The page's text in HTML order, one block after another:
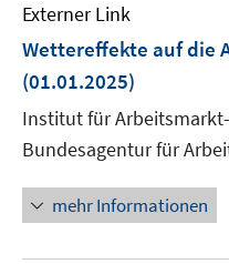
Externer Link
Wettereffekte auf die
(01.01.2025)
Institut für
Bundesagentur für
mehr Informationen